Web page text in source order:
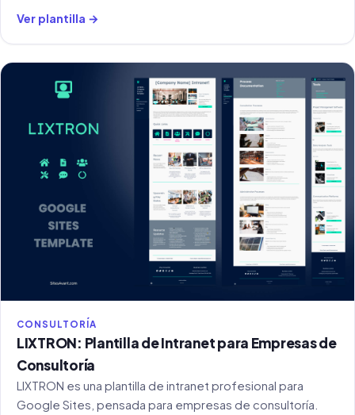
sección de contacto.
Ver plantilla →
CONSULTORÍA
LIXTRON: Plantilla de Intranet para Empresas de
Consultoría
LIXTRON es una plantilla de intranet profesional para
Google Sites, pensada para empresas de consultoría.